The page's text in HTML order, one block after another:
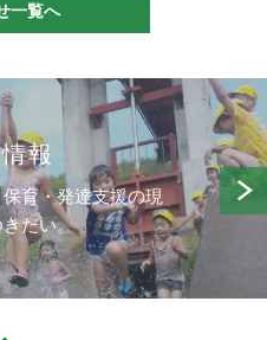
一覧へ
報
育・発達支援の現
たい。